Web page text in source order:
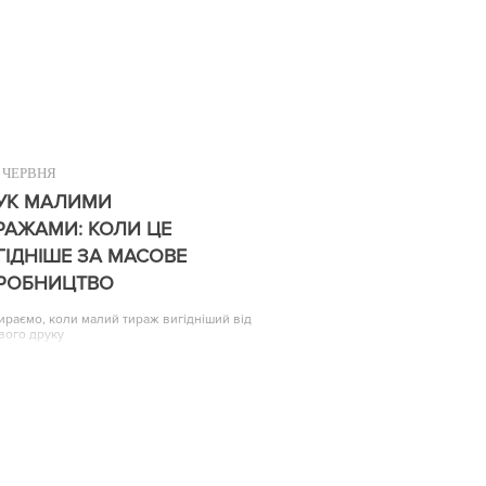
ЧЕРВНЯ
МАЛИМИ
КОЛИ ЦЕ
ЗА МАСОВЕ
коли малий тираж вигідніший від
друку